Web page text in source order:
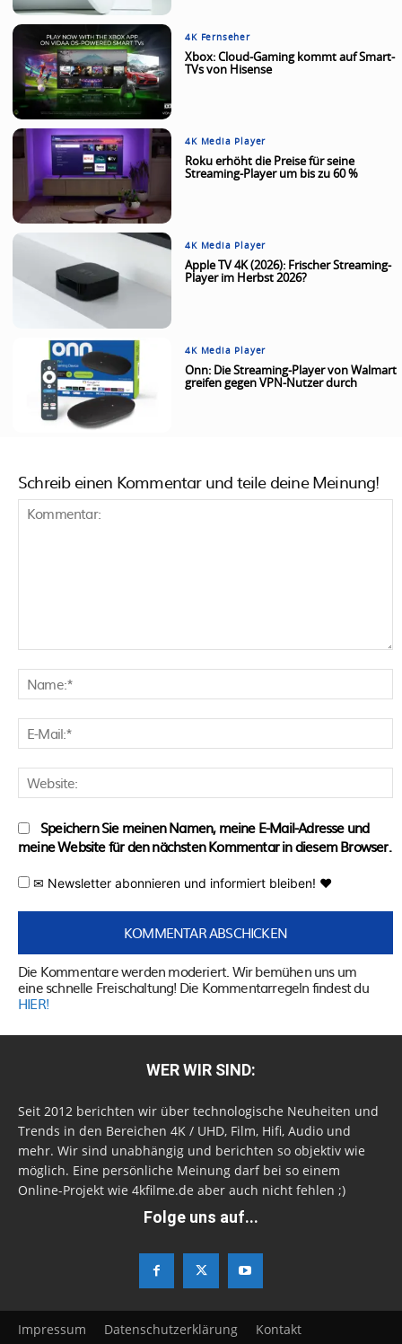
4K Fernseher
Xbox: Cloud-Gaming kommt auf Smart-
TVs von Hisense
4K Media Player
Roku erhöht die Preise für seine
Streaming-Player um bis zu 60 %
4K Media Player
Apple TV 4K (2026): Frischer Streaming-
Player im Herbst 2026?
4K Media Player
Onn: Die Streaming-Player von Walmart
greifen gegen VPN-Nutzer durch
Schreib einen Kommentar und teile deine Meinung!
Speichern Sie meinen Namen, meine E-Mail-Adresse und
meine Website für den nächsten Kommentar in diesem Browser.
✉ Newsletter abonnieren und informiert bleiben! ♥
Die Kommentare werden moderiert. Wir bemühen uns um
eine schnelle Freischaltung! Die Kommentarregeln findest du
HIER!
WER WIR SIND:
Seit 2012 berichten wir über technologische Neuheiten und
Trends in den Bereichen 4K / UHD, Film, Hifi, Audio und
mehr. Wir sind unabhängig und berichten so objektiv wie
möglich. Eine persönliche Meinung darf bei so einem
Online-Projekt wie 4kfilme.de aber auch nicht fehlen ;)
Folge uns auf...
Impressum Datenschutzerklärung Kontakt